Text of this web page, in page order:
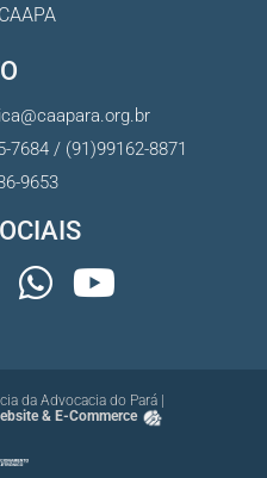
7684 / (91)99162-8871
9653
da Advocacia do Pará |
& E-Commerce